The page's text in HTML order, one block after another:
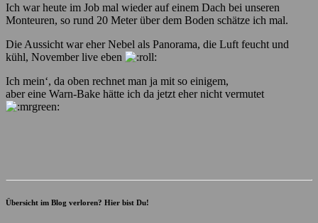
Ich war heute im Job mal wieder auf einem Dach bei unseren
Monteuren, so rund 20 Meter über dem Boden schätze ich mal.
Die Aussicht war eher Nebel als Panorama, die Luft feucht und
kühl, November live eben
Ich mein‘, da oben rechnet man ja mit so einigem,
aber eine Warn-Bake hätte ich da jetzt eher nicht vermutet
Übersicht im Blog verloren? Hier bist Du!